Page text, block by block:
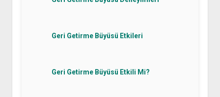
Geri Getirme Büyüsü Etkileri
Geri Getirme Büyüsü Etkili Mi?